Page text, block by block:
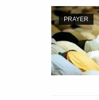
PRAYER